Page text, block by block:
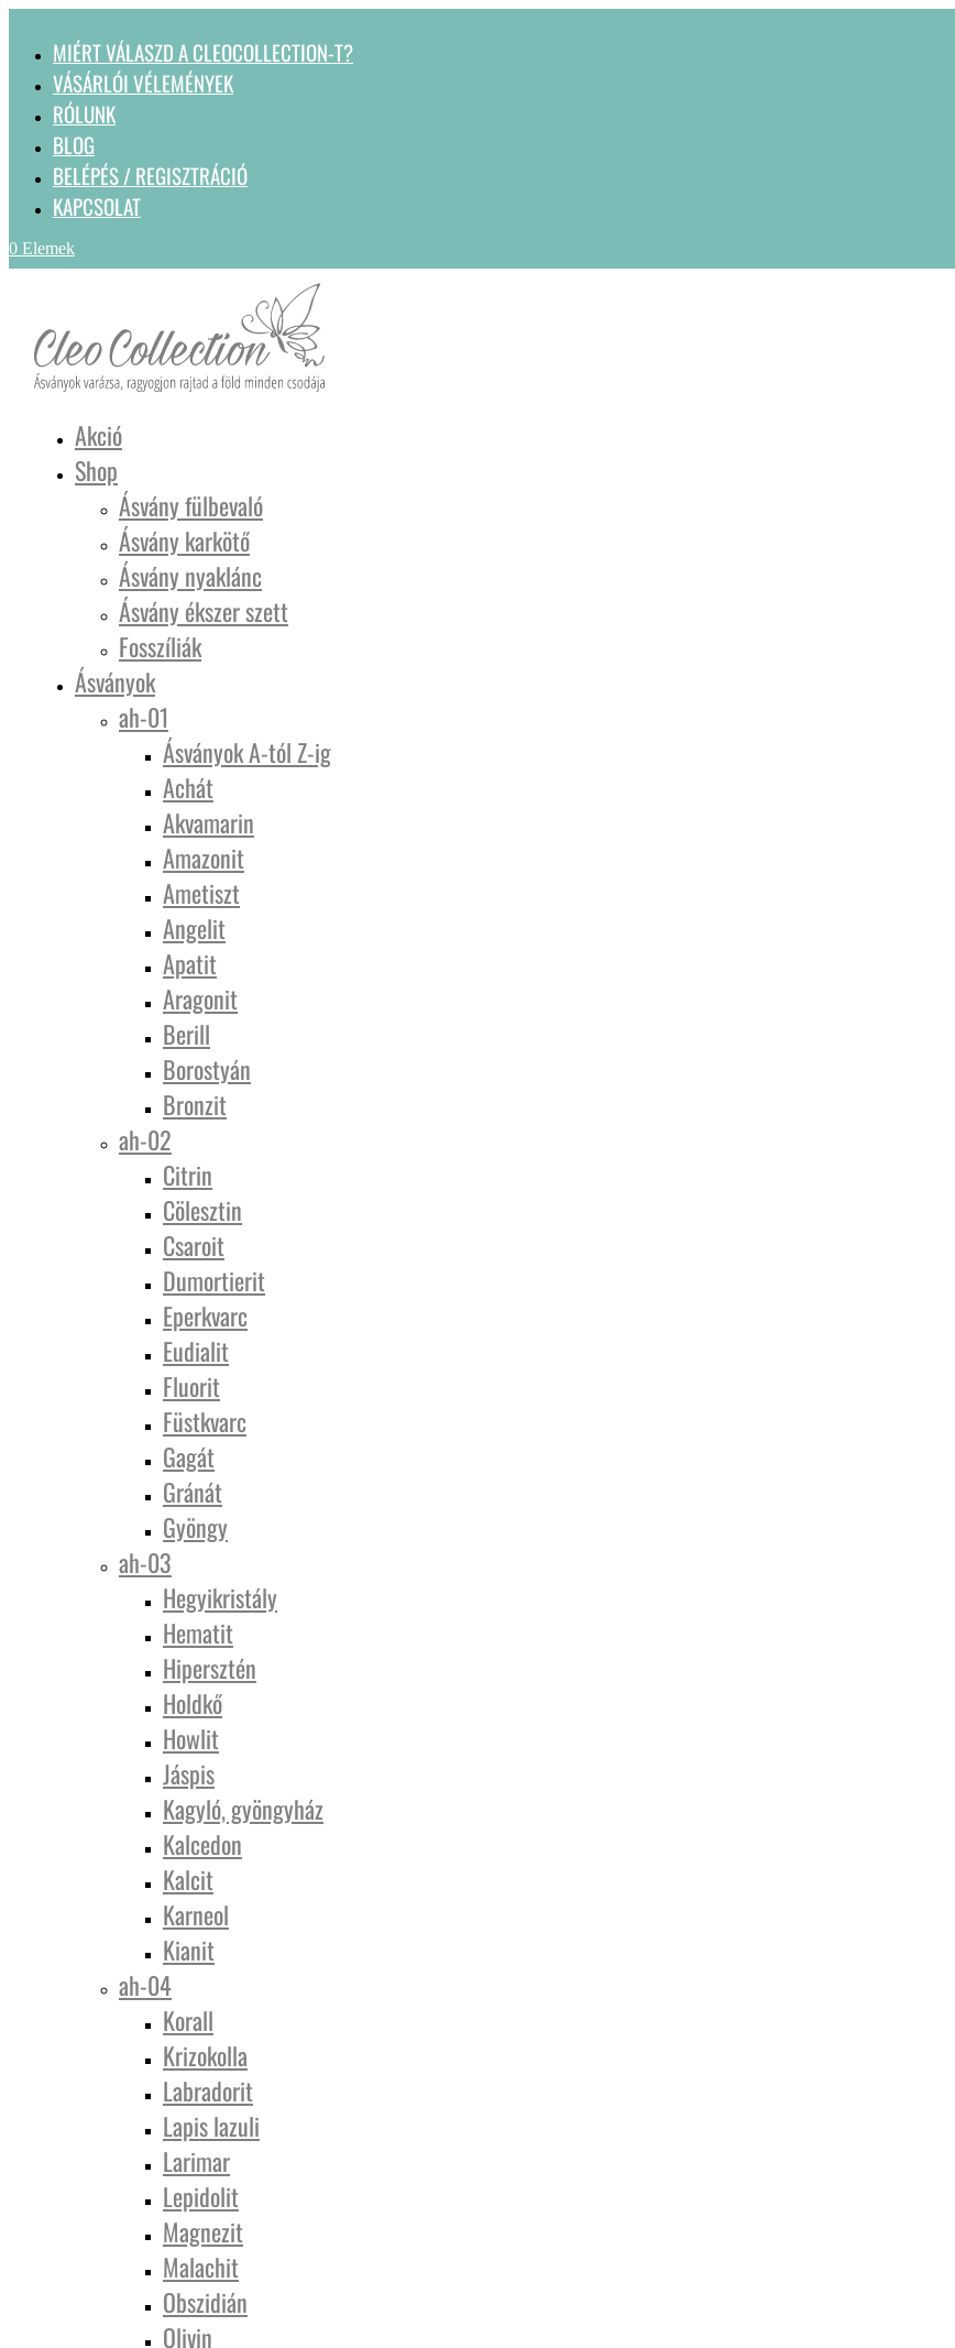
MIÉRT VÁLASZD A CLEOCOLLECTION-T?
VÁSÁRLÓI VÉLEMÉNYEK
RÓLUNK
BLOG
BELÉPÉS / REGISZTRÁCIÓ
KAPCSOLAT
0 Elemek
Akció
Shop
Ásvány fülbevaló
Ásvány karkötő
Ásvány nyaklánc
Ásvány ékszer szett
Fosszíliák
Ásványok
ah-01
Ásványok A-tól Z-ig
Achát
Akvamarin
Amazonit
Ametiszt
Angelit
Apatit
Aragonit
Berill
Borostyán
Bronzit
ah-02
Citrin
Cölesztin
Csaroit
Dumortierit
Eperkvarc
Eudialit
Fluorit
Füstkvarc
Gagát
Gránát
Gyöngy
ah-03
Hegyikristály
Hematit
Hipersztén
Holdkő
Howlit
Jáspis
Kagyló, gyöngyház
Kalcedon
Kalcit
Karneol
Kianit
ah-04
Korall
Krizokolla
Labradorit
Lapis lazuli
Larimar
Lepidolit
Magnezit
Malachit
Obszidián
Olivin